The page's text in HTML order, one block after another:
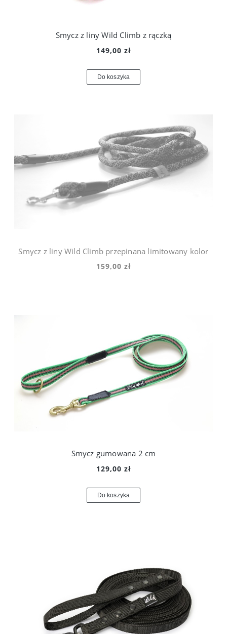
Smycz z liny Wild Climb z rączką
149,00 zł
Do koszyka
Smycz z liny Wild Climb przepinana limitowany kolor
159,00 zł
Smycz gumowana 2 cm
129,00 zł
Do koszyka